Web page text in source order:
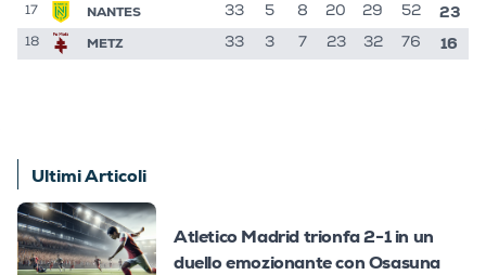
17 NANTES 33 5 8 20 29 52 23
18 METZ 33 3 7 23 32 76 16
Ultimi Articoli
Atletico Madrid trionfa 2-1 in un
duello emozionante con Osasuna